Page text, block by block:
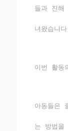
들과 진해
녀왔습니
이번 활동
아동들은
는 방법을